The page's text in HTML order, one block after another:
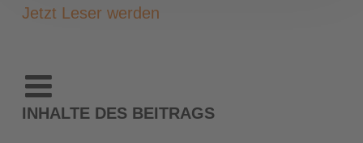
Jetzt Leser werden
INHALTE DES BEITRAGS